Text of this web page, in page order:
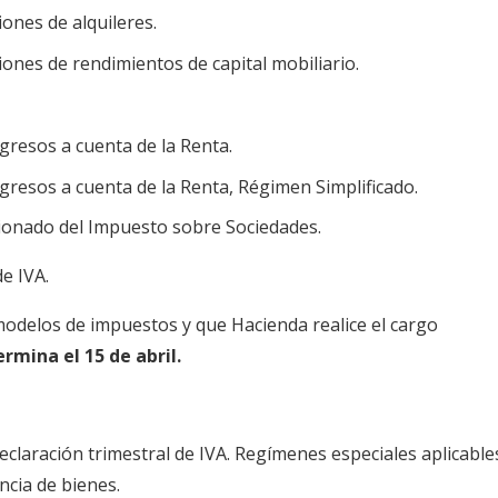
de alquileres.
de rendimientos de capital mobiliario.
a cuenta de la Renta.
a cuenta de la Renta, Régimen Simplificado.
del Impuesto sobre Sociedades.
IVA.
de impuestos y que Hacienda realice el cargo
el 15 de abril.
trimestral de IVA. Regímenes especiales
de bienes.